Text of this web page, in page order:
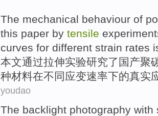
The mechanical behaviour of
this paper by tensile
curves for different strain rates
本文通过拉伸实验研究了 国产聚
种材料在不同应变速率下的真实
youdao
The backlight photography with